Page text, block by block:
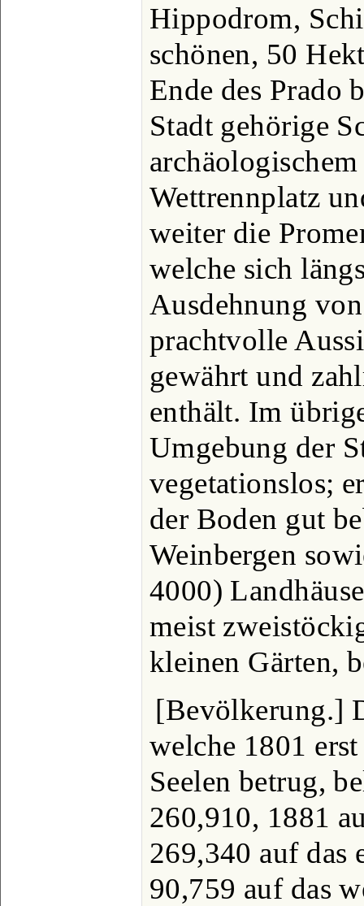
Hippodrom,
schönen, 50
Ende des Prado
Stadt gehörige
Wettrennplatz
weiter die
welche sich
Ausdehnung
prachtvolle
gewährt und
enthält. Im
Umgebung der
vegetationslos;
der Boden gut
Weinbergen
4000)
meist
kleinen Gärten,
[Bevölkerung.]
welche 1801
Seelen betrug,
260,910, 1881
269,340 auf das
90,759 auf das